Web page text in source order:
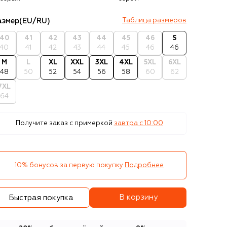
(EU/RU) Таблица размеров
40
41
41
42
42
43
43
44
44
45
45
46
46
S
46
M
48
L
50
XL
52
XXL
54
3XL
56
4XL
58
5XL
60
6XL
62
64
Получите заказ с примеркой завтра c 10:00
10% бонусов за первую покупку Подробнее
Быстрая покупка В корзину